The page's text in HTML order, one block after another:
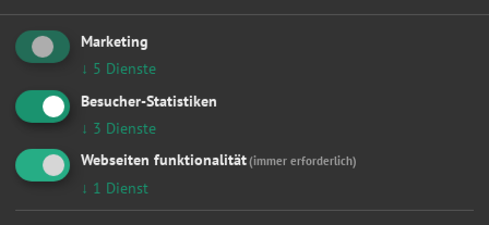
MICROCAR
MINI
MITSUOKA MORGAN
Marketing
↓ 5 Dienste
Besucher-Statistiken
↓ 3 Dienste
Webseiten funktionalität(immer erforderlich)
↓ 1 Dienst